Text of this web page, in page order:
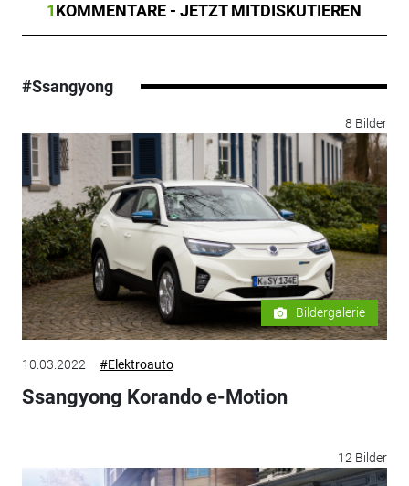
1KOMMENTARE - JETZT MITDISKUTIEREN
#Ssangyong
8 Bilder
Bildergalerie
10.03.2022 #Elektroauto
Ssangyong Korando e-Motion
12 Bilder